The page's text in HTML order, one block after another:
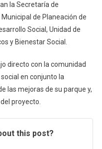
la Secretaría de
de Planeación de
Social, Unidad de
y Bienestar Social.
directo con la comunidad
en conjunto la
las mejoras de su parque y,
proyecto.
this post?